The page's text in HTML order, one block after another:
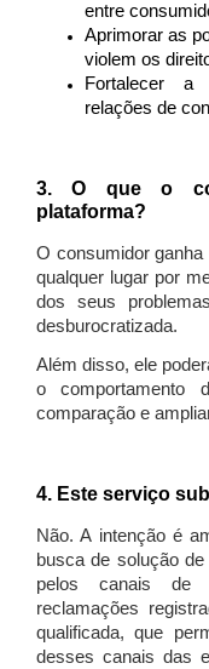
entre
Aprimorar as
violem os
Fortalecer a
relações de
3. O que o
plataforma?
O consumidor
qualquer lugar por
dos seus
desburocratizada.
Além disso, ele
o comportamento
comparação e
4. Este serviço
Não. A intenção é
busca de solução
pelos canais de
reclamações
qualificada, que
desses canais das